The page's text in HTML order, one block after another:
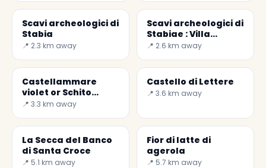
Scavi archeologici di
Stabia
📍 2.3 km away
Scavi archeologici di
Stabiae : Villa
Arianna
📍 2.6 km away
Castellammare
violet or Schito
artichoke
📍 3.3 km away
Castello di Lettere
📍 3.6 km away
La Secca del Banco
di Santa Croce
📍 5.1 km away
Fior di latte di
agerola
📍 5.7 km away